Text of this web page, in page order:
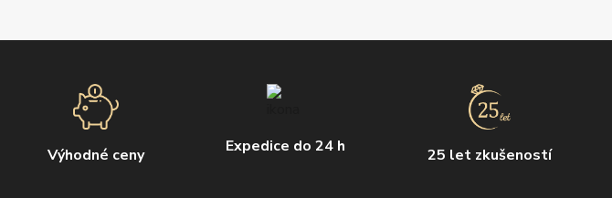
Výhodné ceny Expedice do 24 h 25 let zkušeností